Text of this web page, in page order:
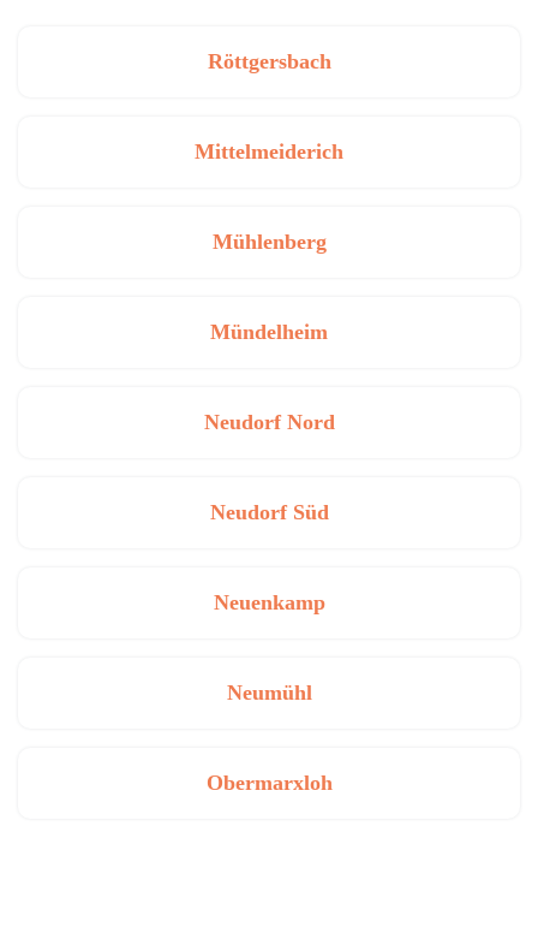
Röttgersbach
Mittelmeiderich
Mühlenberg
Mündelheim
Neudorf Nord
Neudorf Süd
Neuenkamp
Neumühl
Obermarxloh